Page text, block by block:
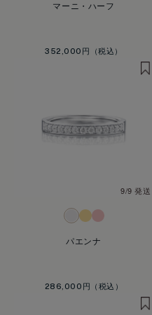
マーニ・ハーフ
352,000円
9/9 発送
パエンナ
286,000円